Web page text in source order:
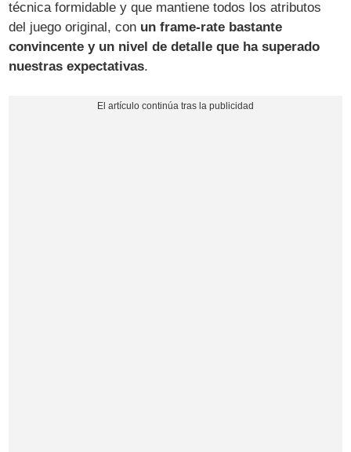
técnica formidable y que mantiene todos los atributos
del juego original, con un frame-rate bastante
convincente y un nivel de detalle que ha superado
nuestras expectativas.